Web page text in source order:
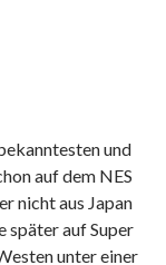
und
auf dem NES
nicht aus Japan
später auf Super
unter einer